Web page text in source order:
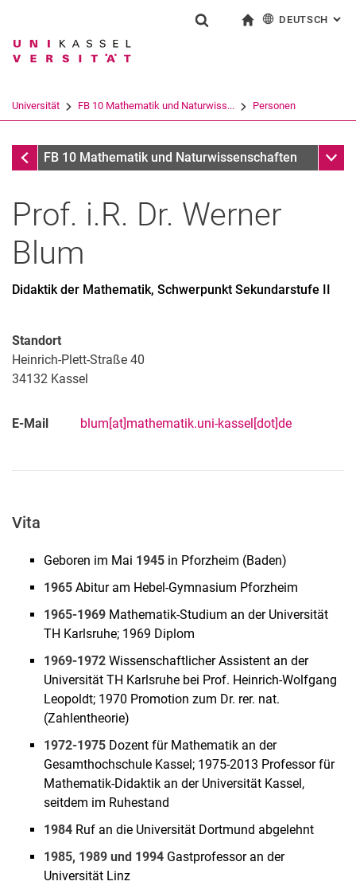
Springe direkt zu: Inhalt
Springe direkt zu: Suche
Springe direkt zu:
Suchbegriff
Suchen (öffnet externen Link in einem
DEUTSCH :
Universität FB 10 Mathematik und Naturwiss... Personen
Personen
FB 10 Mathematik und Naturwissenschaften
Alle
Adm. Tech. Mitarbeitende/r
Studentische Hilfskraft
Absolvent/in
Ehemalige
Prof. i.R. Dr. Werner
Blum
Didaktik der Mathematik, Schwerpunkt Sekundarstufe II
Standort
Heinrich-Plett-Straße 40
34132 Kassel
E-Mail blum[at]mathematik.uni-kassel[dot]de
Vita
Geboren im Mai 1945 in Pforzheim (Baden)
1965 Abitur am Hebel-Gymnasium Pforzheim
1965-1969 Mathematik-Studium an der Universität
TH Karlsruhe; 1969 Diplom
1969-1972 Wissenschaftlicher Assistent an der
Universität TH Karlsruhe bei Prof. Heinrich-Wolfgang
Leopoldt; 1970 Promotion zum Dr. rer. nat.
(Zahlentheorie)
1972-1975 Dozent für Mathematik an der
Gesamthochschule Kassel; 1975-2013 Professor für
Mathematik-Didaktik an der Universität Kassel,
seitdem im Ruhestand
1984 Ruf an die Universität Dortmund abgelehnt
1985, 1989 und 1994 Gastprofessor an der
Universität Linz